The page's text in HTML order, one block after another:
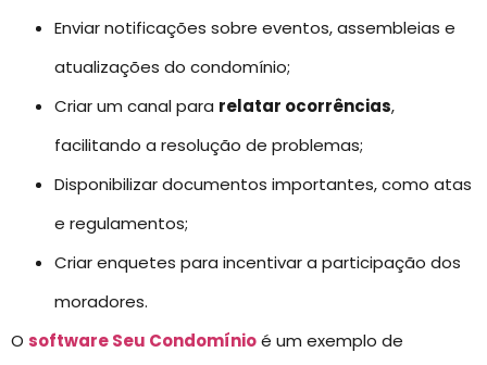
Enviar notificações sobre eventos, assembleias e
atualizações do condomínio;
Criar um canal para relatar ocorrências,
facilitando a resolução de problemas;
Disponibilizar documentos importantes, como atas
e regulamentos;
Criar enquetes para incentivar a participação dos
moradores.
O software Seu Condomínioé um exemplo de